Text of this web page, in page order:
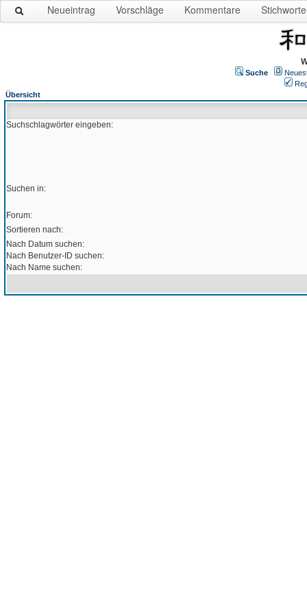
Neueintrag Vorschläge Kommentare Stichworte
Suche
Übersicht
Suchschlagwörter eingeben:
Suchen in:
Forum:
Sortieren nach:
Nach Datum suchen:
Nach Benutzer-ID suchen:
Nach Name suchen: